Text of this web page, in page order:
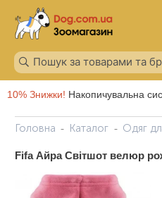
10% Знижки! Накопичувальна
Головна Каталог Одяг
Fifa Айра Світшот велюр